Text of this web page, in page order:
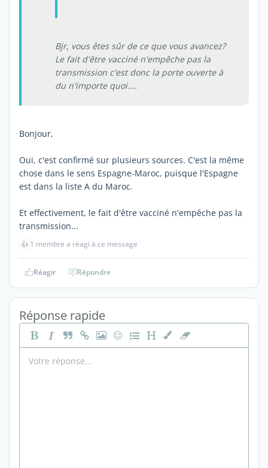
Bjr, vous êtes sûr de ce que vous avancez?
Le fait d'être vacciné n'empêche pas la
transmission c'est donc la porte ouverte à
du n'importe quoi....
Bonjour,
Oui, c'est confirmé sur plusieurs sources. C'est la même
chose dans le sens Espagne-Maroc, puisque l'Espagne
est dans la liste A du Maroc.
Et effectivement, le fait d'être vacciné n'empêche pas la
transmission...
👍 1 membre a réagi à ce message
Réagir Répondre
Réponse rapide